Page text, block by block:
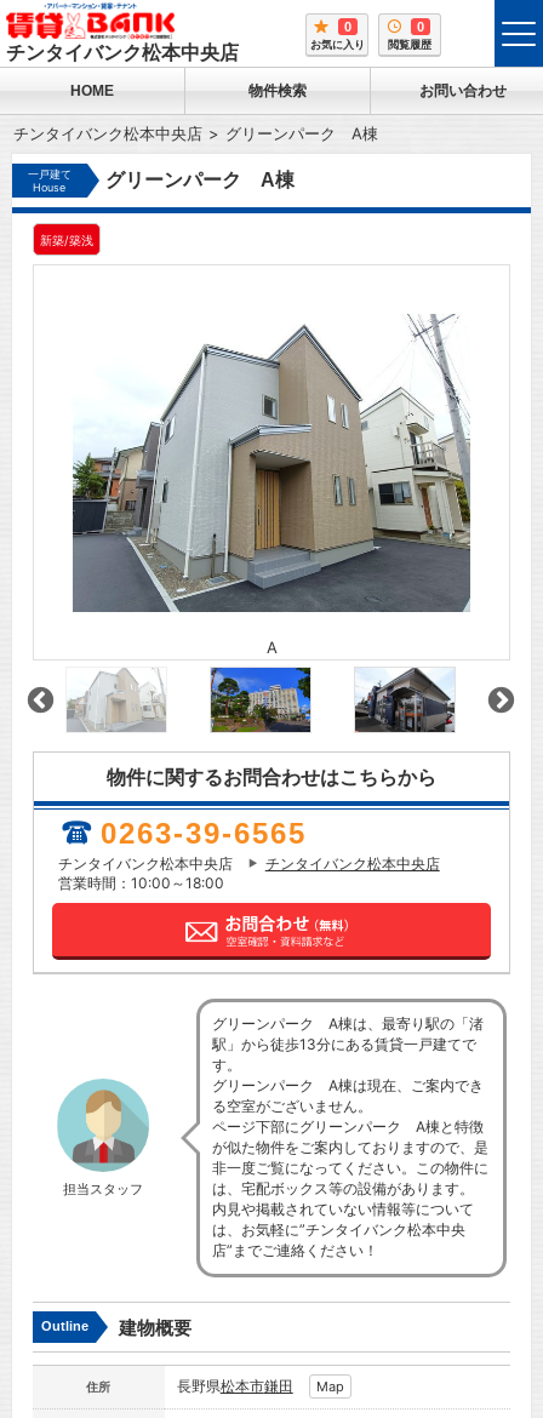
チンタイバンク松本中央店
0
お気に入り
0
閲覧履歴
HOME 物件検索 お問い合わせ
チンタイバンク松本中央店 グリーンパーク A棟
一戸建て
House
グリーンパーク A棟
新築/築浅
A
物件に関するお問合わせはこちらから
0263-39-6565
チンタイバンク松本中央店
チンタイバンク松本中央店
営業時間：10:00～18:00
担当スタッフ
グリーンパーク A棟は、最寄り駅の「渚
駅」から徒歩13分にある賃貸一戸建てで
す。
グリーンパーク A棟は現在、ご案内でき
る空室がございません。
ページ下部にグリーンパーク A棟と特徴
が似た物件をご案内しておりますので、是
非一度ご覧になってください。この物件に
は、宅配ボックス等の設備があります。
内見や掲載されていない情報等について
は、お気軽に”チンタイバンク松本中央
店”までご連絡ください！
Outline 建物概要
住所 長野県松本市鎌田 Map